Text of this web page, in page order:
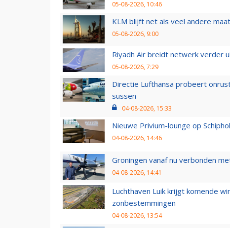
05-08-2026, 10:46
KLM blijft net als veel andere
05-08-2026, 9:00
Riyadh Air breidt netwerk verder
05-08-2026, 7:29
Directie Lufthansa probeert
sussen
04-08-2026, 15:33
Nieuwe Privium-lounge op
04-08-2026, 14:46
Groningen vanaf nu verbonden
04-08-2026, 14:41
Luchthaven Luik krijgt komende
zonbestemmingen
04-08-2026, 13:54